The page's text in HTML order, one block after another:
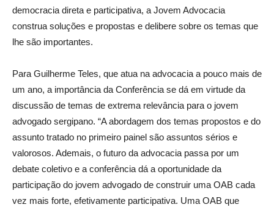
democracia direta e participativa, a Jovem Advocacia
construa soluções e propostas e delibere sobre os temas que
lhe são importantes.
Para Guilherme Teles, que atua na advocacia a pouco mais de
um ano, a importância da Conferência se dá em virtude da
discussão de temas de extrema relevância para o jovem
advogado sergipano. “A abordagem dos temas propostos e do
assunto tratado no primeiro painel são assuntos sérios e
valorosos. Ademais, o futuro da advocacia passa por um
debate coletivo e a conferência dá a oportunidade da
participação do jovem advogado de construir uma OAB cada
vez mais forte, efetivamente participativa. Uma OAB que